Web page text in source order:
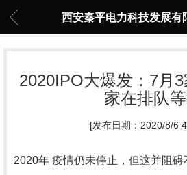
西安秦平电力科技发展有
2020IPO大爆发：7月
家在排队
[发布日期：2020/8/6
2020年 疫情仍未停止，但这并阻